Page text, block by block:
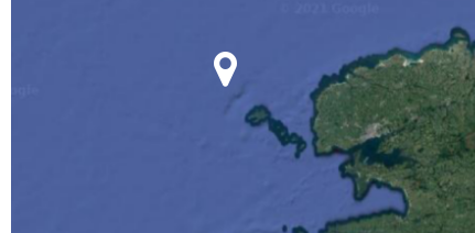
des épaves